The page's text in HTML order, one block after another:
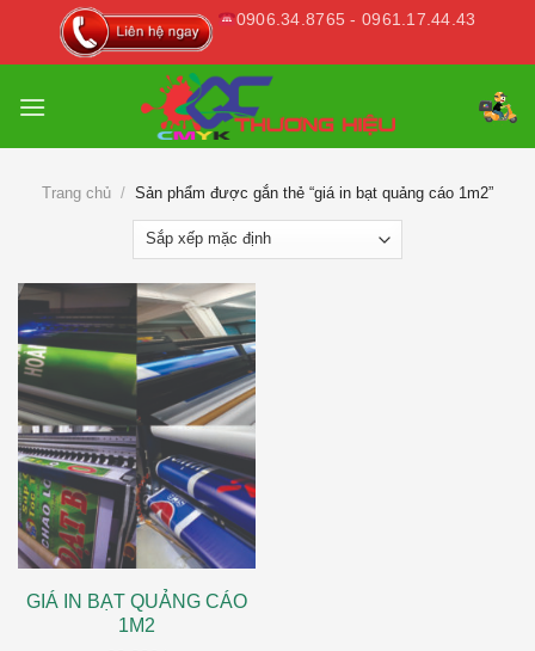
0906.34.8765 - 0961.17.44.43
Trang chủ / Sản phẩm được gắn thẻ “giá in bạt quảng cáo 1m2”
GIÁ IN BẠT QUẢNG CÁO
1M2